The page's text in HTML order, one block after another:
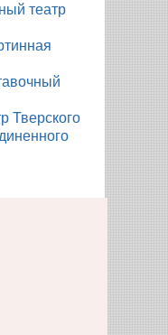
театр
Тверского